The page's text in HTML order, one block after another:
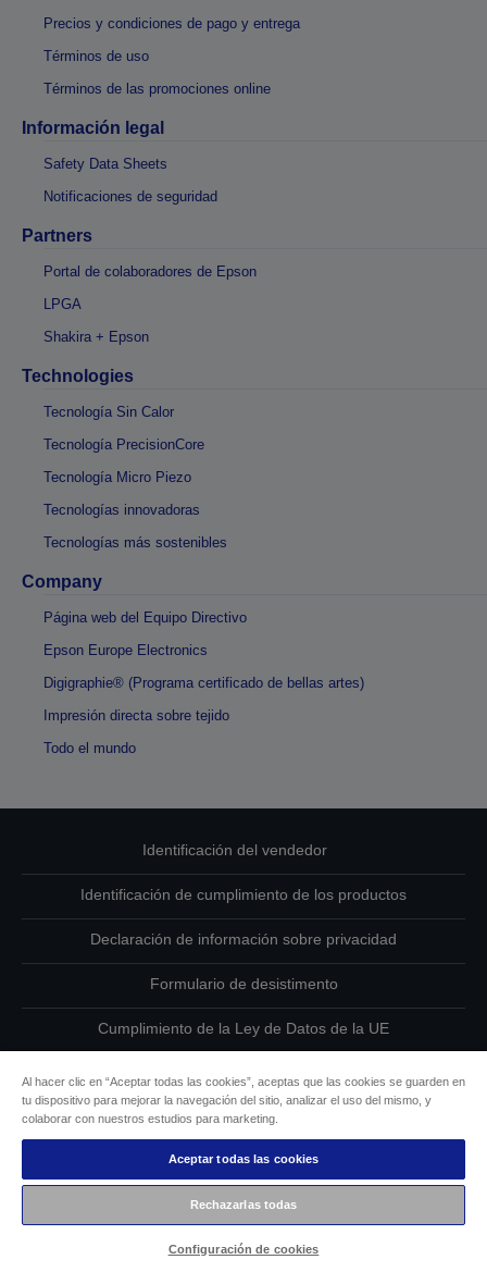
Precios y condiciones de pago y entrega
Términos de uso
Términos de las promociones online
Información legal
Safety Data Sheets
Notificaciones de seguridad
Partners
Portal de colaboradores de Epson
LPGA
Shakira + Epson
Technologies
Tecnología Sin Calor
Tecnología PrecisionCore
Tecnología Micro Piezo
Tecnologías innovadoras
Tecnologías más sostenibles
Company
Página web del Equipo Directivo
Epson Europe Electronics
Digigraphie® (Programa certificado de bellas artes)
Impresión directa sobre tejido
Todo el mundo
Identificación del vendedor
Identificación de cumplimiento de los productos
Declaración de información sobre privacidad
Formulario de desistimento
Cumplimiento de la Ley de Datos de la UE
Información sobre cookies
Compromiso de accesibilidad de Epson
Copyright © 2026 Seiko Epson
Al hacer clic en “Aceptar todas las cookies”, aceptas que las cookies se guarden en
tu dispositivo para mejorar la navegación del sitio, analizar el uso del mismo, y
colaborar con nuestros estudios para marketing.
Aceptar todas las cookies
Rechazarlas todas
Configuración de cookies